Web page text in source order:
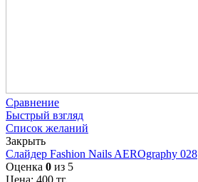
Сравнение
Быстрый взгляд
Список желаний
Закрыть
Слайдер Fashion Nails AEROgraphy 028
Оценка 0 из 5
Цена: 400 тг.